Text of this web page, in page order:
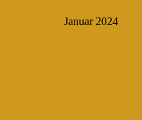
Januar 2024